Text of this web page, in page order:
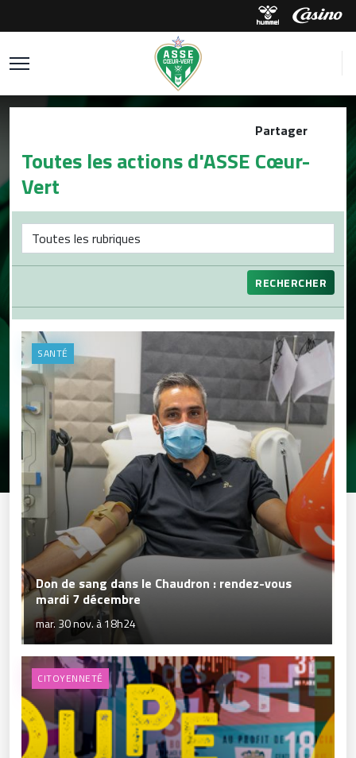
Partager
Toutes les actions d'ASSE Cœur-
Vert
RECHERCHER
SANTÉ
Don de sang dans le Chaudron : rendez-vous
mardi 7 décembre
mar. 30 nov. à 18h24
CITOYENNETÉ